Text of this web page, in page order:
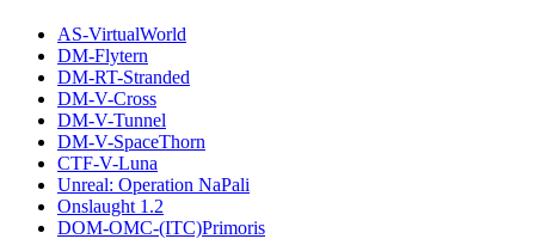
AS-VirtualWorld
DM-Flytern
DM-RT-Stranded
DM-V-Cross
DM-V-Tunnel
DM-V-SpaceThorn
CTF-V-Luna
Unreal: Operation NaPali
Onslaught 1.2
DOM-OMC-(ITC)Primoris